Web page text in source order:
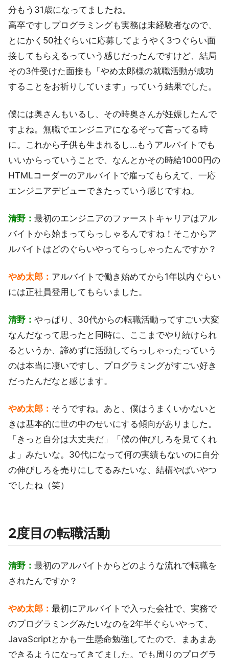
分もう31歳になってましたね。
高卒ですしプログラミングも実務は未経験者なので、
とにかく50社ぐらいに応募してようやく3つぐらい面
接してもらえるっていう感じだったんですけど、結局
その3件受けた面接も「やめ太郎様の就職活動が成功
することをお祈りしています」っていう結果でした。
僕には奥さんもいるし、その時奥さんが妊娠したんで
すよね。無職でエンジニアになるぞって言ってる時
に。これから子供も生まれるし…もうアルバイトでも
いいからっていうことで、なんとかその時給1000円の
HTMLコーダーのアルバイトで雇ってもらえて、一応
エンジニアデビューできたっていう感じですね。
清野： 最初のエンジニアのファーストキャリアはアル
バイトから始まってらっしゃるんですね！そこからア
ルバイトはどのぐらいやってらっしゃったんですか？
やめ太郎： アルバイトで働き始めてから1年以内ぐらい
には正社員登用してもらいました。
清野： やっぱり、30代からの転職活動ってすごい大変
なんだなって思ったと同時に、ここまでやり続けられ
るというか、諦めずに活動してらっしゃったっていう
のは本当に凄いですし、プログラミングがすごい好き
だったんだなと感じます。
やめ太郎： そうですね。あと、僕はうまくいかないと
きは基本的に世の中のせいにする傾向がありました。
「きっと自分は大丈夫だ」「僕の伸びしろを見てくれ
よ」みたいな。30代になって何の実績もないのに自分
の伸びしろを売りにしてるみたいな、結構やばいやつ
でしたね（笑）
2度目の転職活動
清野： 最初のアルバイトからどのような流れで転職を
されたんですか？
やめ太郎： 最初にアルバイトで入った会社で、実務で
のプログラミングみたいなのを2年半ぐらいやって、
JavaScriptとかも一生懸命勉強してたので、まあまあ
できるようになってきてました。でも周りのプログラ